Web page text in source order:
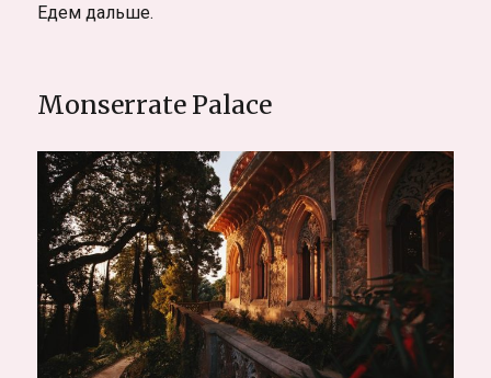
Едем дальше.
Monserrate Palace